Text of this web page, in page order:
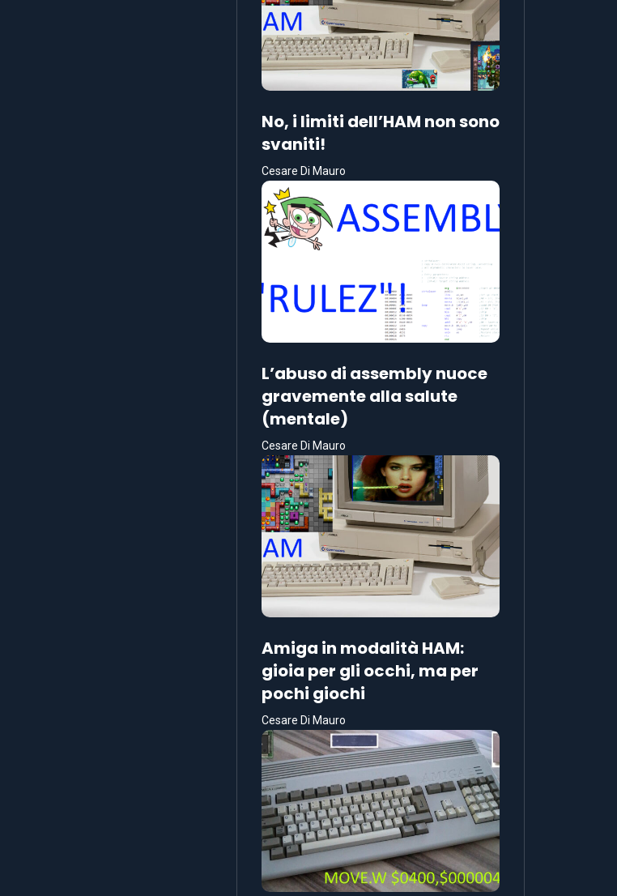
No, i limiti dell’HAM non sono
svaniti!
Cesare Di Mauro
L’abuso di assembly nuoce
gravemente alla salute
(mentale)
Cesare Di Mauro
Amiga in modalità HAM:
gioia per gli occhi, ma per
pochi giochi
Cesare Di Mauro